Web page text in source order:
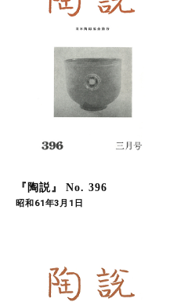
『陶説』 No. 396
昭和61年3月1日